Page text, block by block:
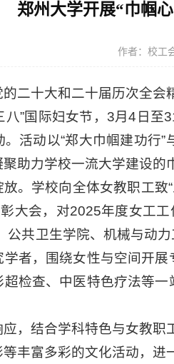
郑州大学开展“巾帼
作者：校工
二十大和二十届历次全
”国际妇女节，3月4日至
活动以“郑大巾帼建功行
助力学校一流大学建设的
。学校向全体女教职工
大会，对2025年度女工
公共卫生学院、机械与动
者，围绕女性与空间开
检查、中医特色疗法等一
，结合学科特色与女教
丰富多彩的文化活动，进